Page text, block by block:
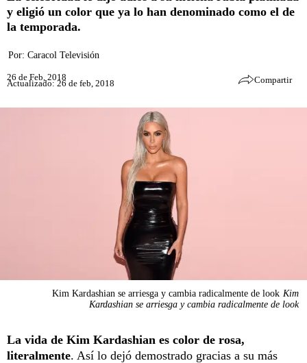
y eligió un color que ya lo han denominado como el de
la temporada.
Por: Caracol Televisión
26 de Feb, 2018
Actualizado: 26 de feb, 2018 Compartir
Kim Kardashian se arriesga y cambia radicalmente de look Kim
Kardashian se arriesga y cambia radicalmente de look
La vida de Kim Kardashian es color de rosa,
literalmente. Así lo dejó demostrado gracias a su más